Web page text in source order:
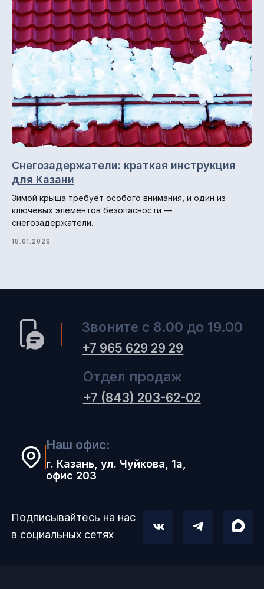
Снегозадержатели: краткая инструкция
для Казани
Зимой крыша требует особого внимания, и один из
ключевых элементов безопасности —
снегозадержатели.
18.01.2026